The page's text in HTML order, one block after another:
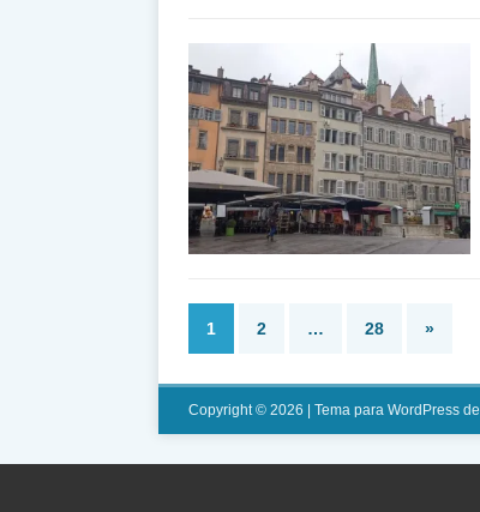
1 2 … 28 »
Copyright © 2026 | Tema para WordPress de